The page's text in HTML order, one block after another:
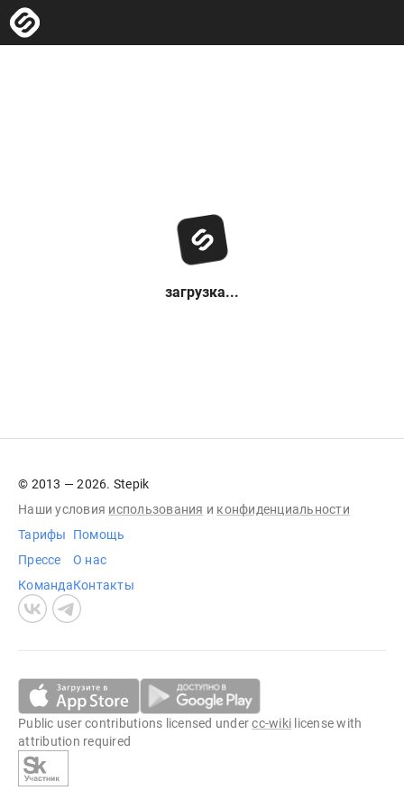
загрузка...
© 2013 — 2026. Stepik
Наши условия использования и конфиденциальности
Тарифы
Прессе
Команда
Помощь
О нас
Контакты
Public user contributions licensed undercc-wiki license with
attribution required